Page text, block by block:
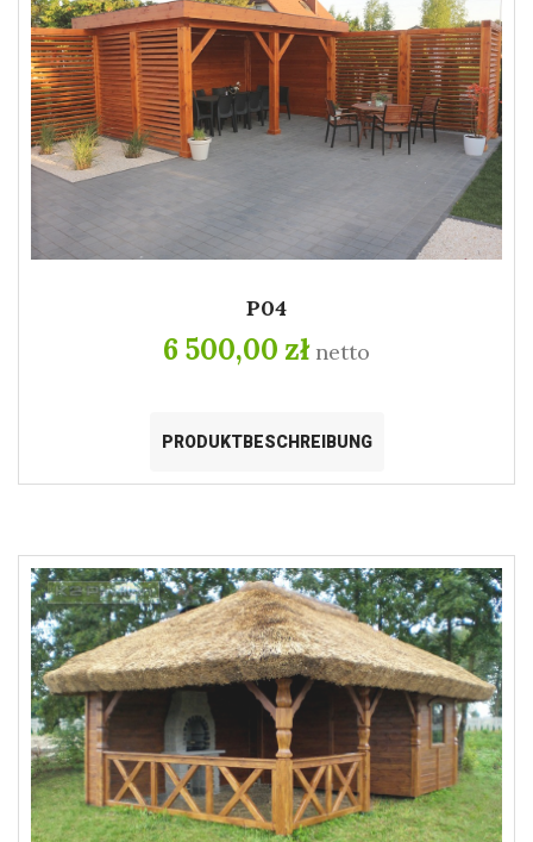
P04
6 500,00 zł netto
PRODUKTBESCHREIBUNG